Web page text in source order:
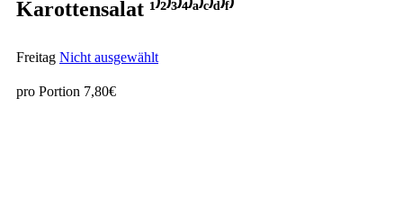
Karottensalat ¹⁾²⁾³⁾⁴⁾ᵃ⁾ᶜ⁾ᵈ⁾ᶠ⁾
Freitag Nicht ausgewählt
pro Portion 7,80€